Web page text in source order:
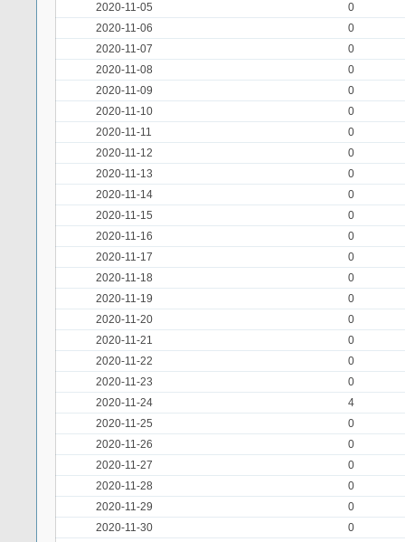
2020-11-05
0
2020-11-06
0
2020-11-07
0
2020-11-08
0
2020-11-09
0
2020-11-10
0
2020-11-11
0
2020-11-12
0
2020-11-13
0
2020-11-14
0
2020-11-15
0
2020-11-16
0
2020-11-17
0
2020-11-18
0
2020-11-19
0
2020-11-20
0
2020-11-21
0
2020-11-22
0
2020-11-23
0
2020-11-24
4
2020-11-25
0
2020-11-26
0
2020-11-27
0
2020-11-28
0
2020-11-29
0
2020-11-30
0